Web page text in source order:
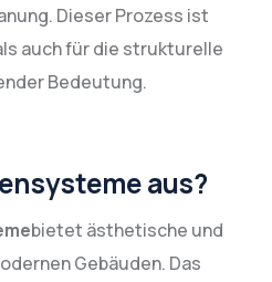
Dieser Prozess ist
auch für die strukturelle
Bedeutung.
aus?
bietet ästhetische und
Gebäuden. Das